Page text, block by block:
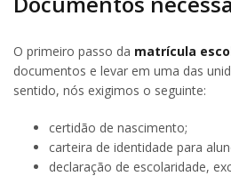
O primeiro passo da matrícula
documentos e levar em uma das
sentido, nós exigimos o seguinte:
certidão de nascimento;
carteira de identidade para
declaração de escolaridade,